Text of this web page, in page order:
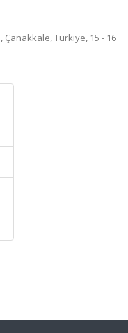
Çanakkale, Türkiye, 15 - 16